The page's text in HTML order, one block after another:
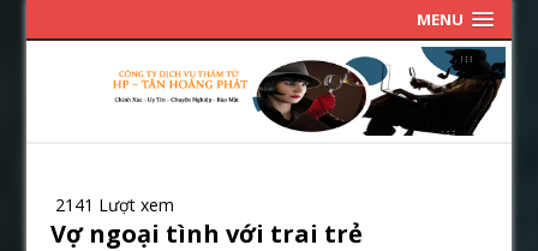
MENU
2141 Lượt xem
Vợ ngoại tình với trai trẻ